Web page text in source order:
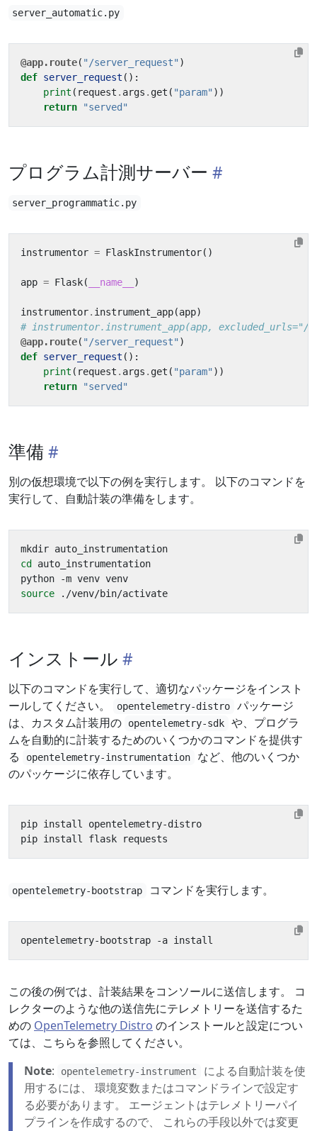
server_automatic.py
@app.route( "/server_request" )
def server_request ():
print ( request . args . get ( "param" ))
return
"served"
プログラム計測サーバー
server_programmatic.py
instrumentor = FlaskInstrumentor()
app = Flask( __name__ )
instrumentor. instrument_app(app)
# instrumentor.instrument_app(app, excluded_urls="/
@app.route( "/server_request" )
def server_request ():
print ( request . args . get ( "param" ))
return
"served"
準備
別の仮想環境で以下の例を実行します。 以下のコマンドを
実行して、自動計装の準備をします。
cd
source
インストール
以下のコマンドを実行して、適切なパッケージをインスト
ールしてください。
opentelemetry-distro
パッケージ
は、カスタム計装用の
opentelemetry-sdk
や、プログラ
ムを自動的に計装するためのいくつかのコマンドを提供す
る
opentelemetry-instrumentation
など、他のいくつか
のパッケージに依存しています。
opentelemetry-bootstrap コマンドを実行します。
この後の例では、計装結果をコンソールに送信します。 コ
レクターのような他の送信先にテレメトリーを送信するた
めの OpenTelemetry Distro のインストールと設定につい
ては、こちらを参照してください。
Note: opentelemetry-instrument
による自動計装を使
用するには、 環境変数またはコマンドラインで設定す
る必要があります。 エージェントはテレメトリーパイ
プラインを作成するので、 これらの手段以外では変更